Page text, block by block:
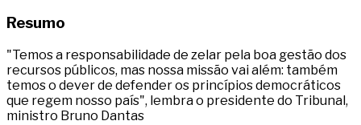
Resumo
"Temos a responsabilidade de zelar pela boa gestão dos
recursos públicos, mas nossa missão vai além: também
temos o dever de defender os princípios democráticos
que regem nosso país", lembra o presidente do Tribunal,
ministro Bruno Dantas